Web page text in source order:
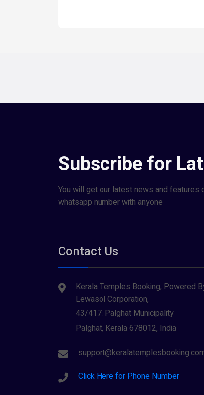
Subscribe for
You will get our latest news and features
whatsapp number with anyone
Contact Us
Kerala Temples Booking, Powered
Lewasol Corporation,
43/417, Palghat Municipality
Palghat, Kerala 678012, India
Click Here for Phone Number